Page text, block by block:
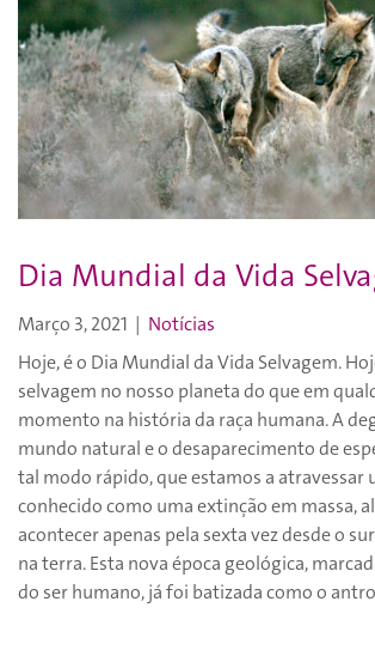
Dia Mundial da Vida
Março 3, 2021 | Notícias
Hoje, é o Dia Mundial da Vida Selvagem.
selvagem no nosso planeta do que em
momento na história da raça humana. A
mundo natural e o desaparecimento de
tal modo rápido, que estamos a atravessar
conhecido como uma extinção em massa,
acontecer apenas pela sexta vez desde o
na terra. Esta nova época geológica,
do ser humano, já foi batizada como o